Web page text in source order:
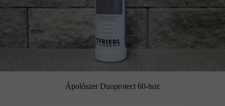
Ápolószer Duoprotect 60-hoz